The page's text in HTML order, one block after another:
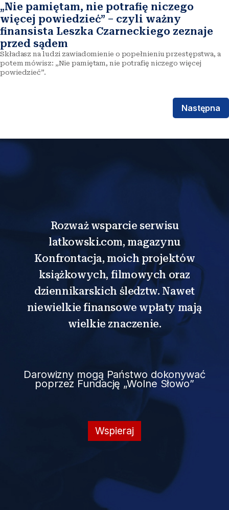
„Nie pamiętam, nie potrafię niczego
więcej powiedzieć” – czyli ważny
finansista Leszka Czarneckiego zeznaje
przed sądem
Składasz na ludzi zawiadomienie o popełnieniu przestępstwa, a
potem mówisz: „Nie pamiętam, nie potrafię niczego więcej
powiedzieć”.
Następna
Rozważ wsparcie serwisu
latkowski.com, magazynu
Konfrontacja, moich projektów
książkowych, filmowych oraz
dziennikarskich śledztw. Nawet
niewielkie finansowe wpłaty mają
wielkie znaczenie.
Darowizny mogą Państwo dokonywać
poprzez Fundację „Wolne Słowo”
Wspieraj